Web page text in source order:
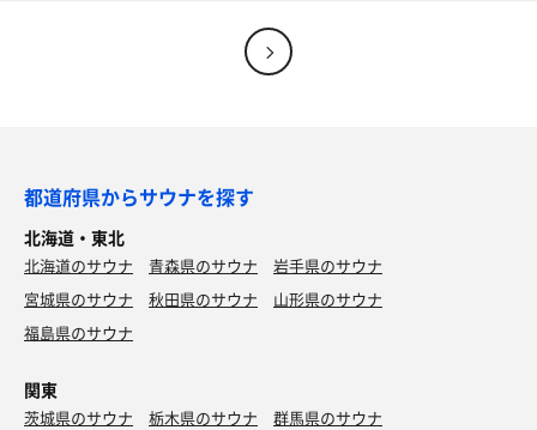
都道府県からサウナを探す
北海道・東北
北海道のサウナ 青森県のサウナ
岩手県のサウナ
宮城県のサウナ
秋田県のサウナ
山形県のサウナ
福島県のサウナ
関東
茨城県のサウナ 栃木県のサウナ
群馬県のサウナ